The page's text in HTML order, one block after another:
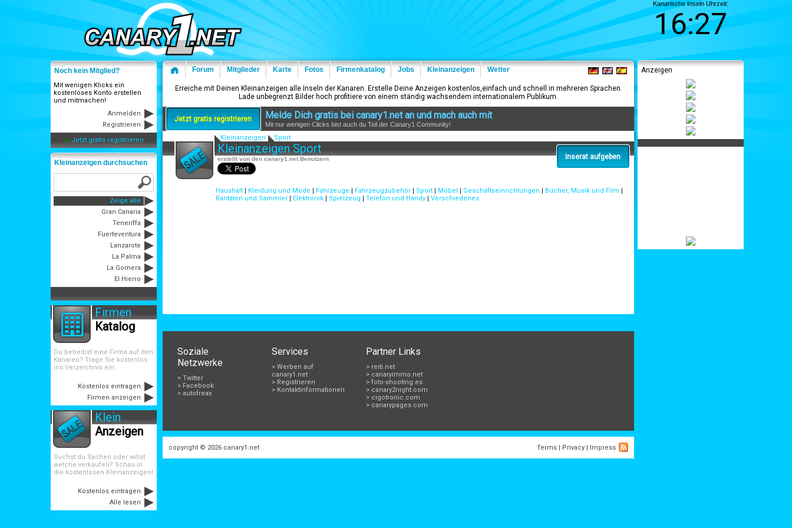
Noch kein Mitglied?
Mit wenigen Klicks ein
kostenloses Konto erstellen
und mitmachen!
Anmelden
Registrieren
Jetzt gratis registrieren
Kleinanzeigen durchsuchen
Zeige alle
Gran Canaria
Teneriffa
Fuerteventura
Lanzarote
La Palma
La Gomera
El Hierro
Firmen
Katalog
Du betreibst eine Firma auf den
Kanaren? Trage Sie kostenlos
ins Verzeichnis ein
Kostenlos eintragen
Firmen anzeigen
Klein
Anzeigen
Suchst du Sachen oder willst
welche verkaufen? Schau in
die kostenlosen Kleinanzeigen!
Kostenlos eintragen
Alle lesen
Forum Mitglieder Karte Fotos Firmenkatalog Jobs Kleinanzeigen Wetter
Erreiche mit Deinen Kleinanzeigen alle Inseln der Kanaren. Erstelle Deine Anzeigen kostenlos,einfach und schnell in mehreren Sprachen.
Lade unbegrenzt Bilder hoch profitiere von einem ständig wachsendem internationalem Publikum.
Jetzt gratis registrieren Melde Dich gratis bei canary1.net an und mach auch mit
Mit nur wenigen Clicks bist auch du Teil der Canary1 Community!
Kleinanzeigen Sport
Inserat aufgeben
Kleinanzeigen Sport
erstellt von den canary1.net Benutzern
Haushalt Kleidung und Mode Fahrzeuge Fahrzeugzubehör Sport Möbel Geschäftseinrichtungen Bücher, Musik und Film
Raritäten und Sammler Elektronik Spielzeug Telefon und Handy Verschiedenes
Soziale
Netzwerke
> Twitter
> Facebook
> autofreax
Services
> Werben auf
canary1.net
> Registrieren
> Kontaktinformationen
Partner Links
> reiti.net
> canaryimmo.net
> foto-shooting.es
> canary2night.com
> cigotronic.com
> canarypages.com
Terms | Privacy | Impress
copyright © 2026 canary1.net
Kanarische Inseln Uhrzeit:
16:27
Anzeigen